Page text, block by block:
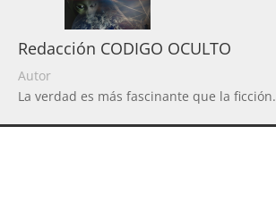
Redacción CODIGO OCULTO
Autor
La verdad es más fascinante que la ficción.